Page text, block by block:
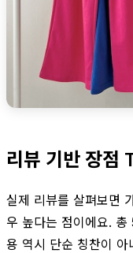
리뷰 기반 장점
실제 리뷰를 살펴보면
우 높다는 점이에요.
용 역시 단순 칭찬이